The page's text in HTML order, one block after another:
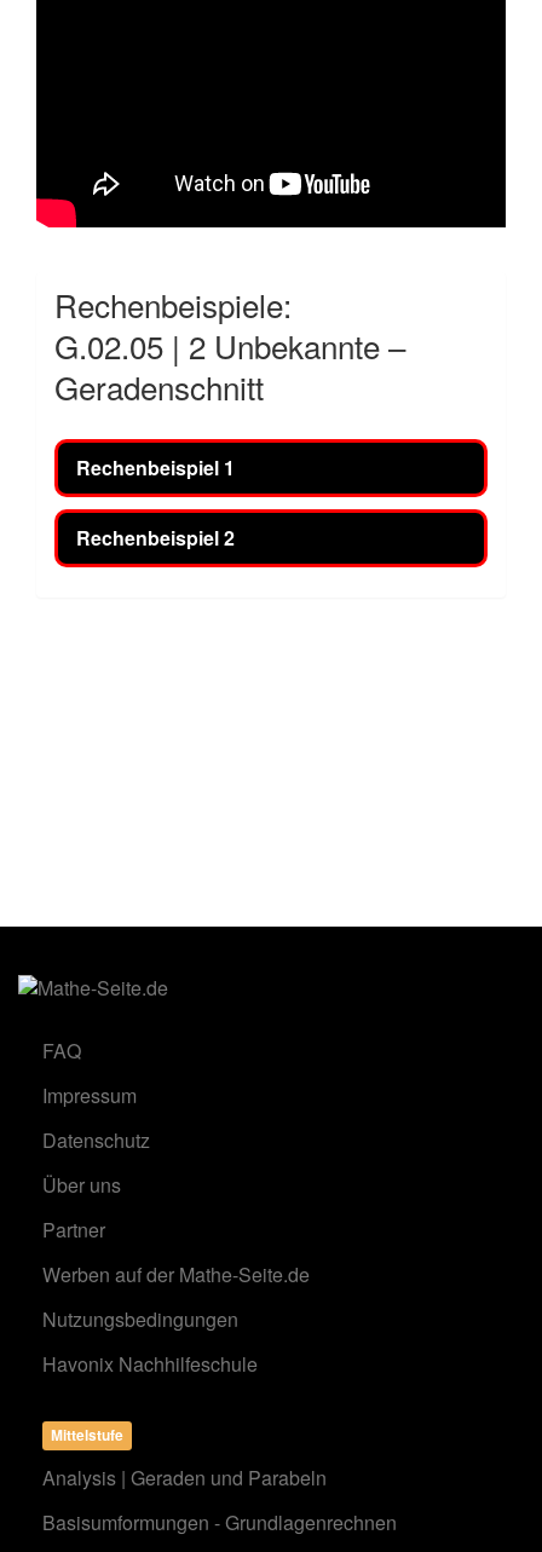
Rechenbeispiele:
G.02.05 | 2 Unbekannte –
Geradenschnitt
Rechenbeispiel 1
Rechenbeispiel 2
FAQ
Impressum
Datenschutz
Über uns
Partner
Werben auf der Mathe-Seite.de
Nutzungsbedingungen
Havonix Nachhilfeschule
Mittelstufe
Analysis | Geraden und Parabeln
Basisumformungen - Grundlagenrechnen